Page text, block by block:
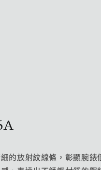
的放射紋線條，彰顯腕